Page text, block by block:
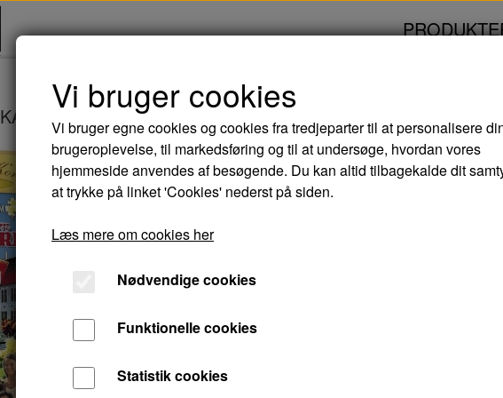
KAMPEN OM NÆSBYGAARD - DVD
KAMPEN OM
44,00 kr.
Forbedret lyd- og billedkvalitet!
"Sød, festlig, hjertevarm, gribende og
Vi bruger cookies
Vi bruger egne cookies og cookies fra tredjeparter til at personalisere
brugeroplevelse, til markedsføring og til at undersøge, hvordan vores
hjemmeside anvendes af besøgende. Du kan altid tilbagekalde dit
at trykke på linket 'Cookies' nederst på siden.
Læs mere om cookies her
Nødvendige cookies
Funktionelle cookies
Statistik cookies